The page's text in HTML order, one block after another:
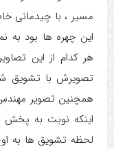
مسیر ، با چیدمانی
این چهره ها بود به
هر کدام از این
تصویرش با تشویق
همچنین تصویر مهندس
اینکه نوبت به پخش
لحظه تشویق ها به